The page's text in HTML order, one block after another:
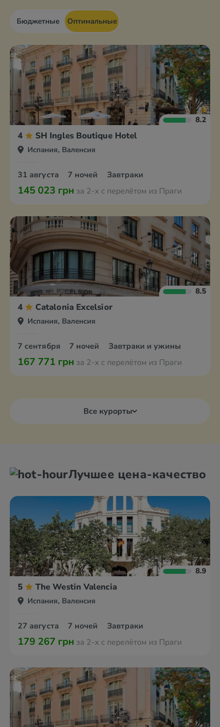
Бюджетные Оптимальные
8.2
4 SH Ingles Boutique Hotel
Испания, Валенсия
31 августа 7 ночей Завтраки
145 023 грн за 2-х с перелётом из Праги
8.5
4 Catalonia Excelsior
Испания, Валенсия
7 сентября 7 ночей Завтраки и ужины
167 771 грн за 2-х с перелётом из Праги
Все курорты
Лучшее цена-качество
8.9
5 The Westin Valencia
Испания, Валенсия
27 августа 7 ночей Завтраки
179 267 грн за 2-х с перелётом из Праги